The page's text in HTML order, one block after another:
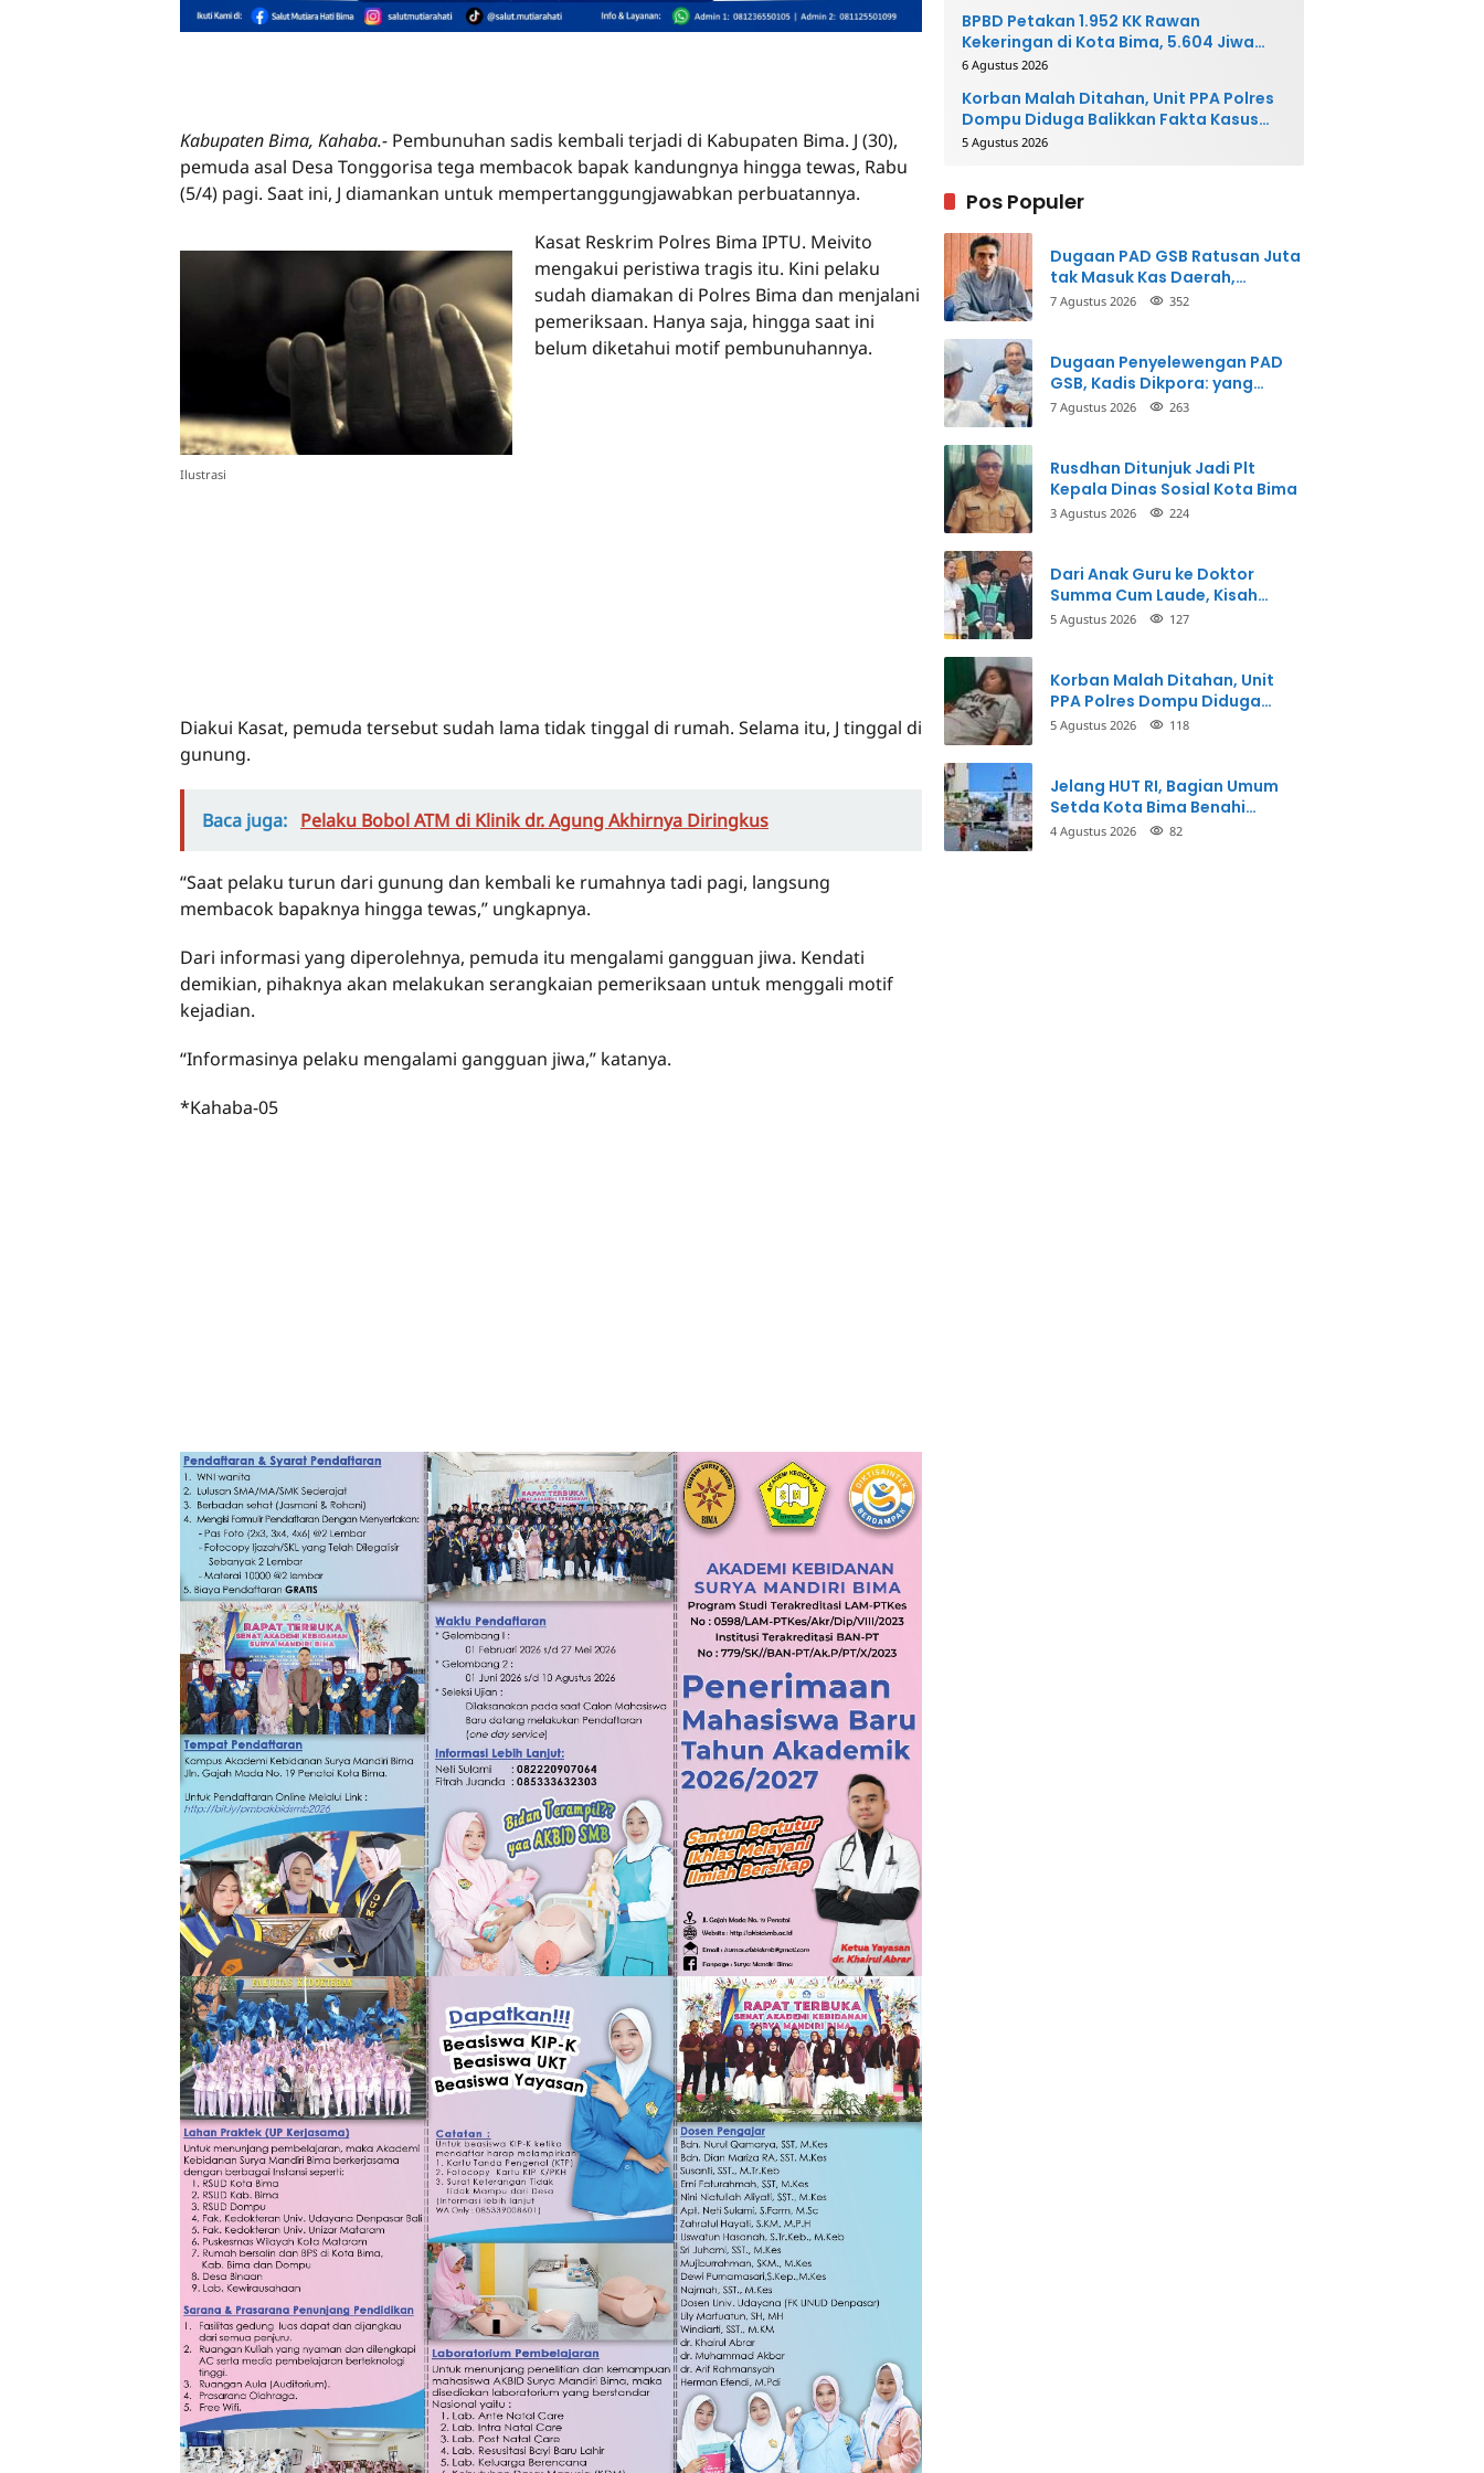
Kabupaten Bima, Kahaba.- Pembunuhan sadis kembali terjadi di Kabupaten Bima. J (30),
pemuda asal Desa Tonggorisa tega membacok bapak kandungnya hingga tewas, Rabu
(5/4) pagi. Saat ini, J diamankan untuk mempertanggungjawabkan perbuatannya.
Ilustrasi
Kasat Reskrim Polres Bima IPTU. Meivito
mengakui peristiwa tragis itu. Kini pelaku
sudah diamakan di Polres Bima dan menjalani
pemeriksaan. Hanya saja, hingga saat ini
belum diketahui motif pembunuhannya.
Diakui Kasat, pemuda tersebut sudah lama tidak tinggal di rumah. Selama itu, J tinggal di
gunung.
Baca juga: Pelaku Bobol ATM di Klinik dr. Agung Akhirnya Diringkus
“Saat pelaku turun dari gunung dan kembali ke rumahnya tadi pagi, langsung
membacok bapaknya hingga tewas,” ungkapnya.
Dari informasi yang diperolehnya, pemuda itu mengalami gangguan jiwa. Kendati
demikian, pihaknya akan melakukan serangkaian pemeriksaan untuk menggali motif
kejadian.
“Informasinya pelaku mengalami gangguan jiwa,” katanya.
*Kahaba-05
BPBD Petakan 1.952 KK Rawan
Kekeringan di Kota Bima, 5.604 Jiwa
Berpotensi Terdampak
6 Agustus 2026
Korban Malah Ditahan, Unit PPA Polres
Dompu Diduga Balikkan Fakta Kasus
Penganiayaan
5 Agustus 2026
Pos Populer
Dugaan PAD GSB Ratusan Juta
tak Masuk Kas Daerah,
Inspektorat Panggil Pihak
7 Agustus 2026 352
Dugaan Penyelewengan PAD
GSB, Kadis Dikpora: yang
Bersangkutan Akui
7 Agustus 2026 263
Rusdhan Ditunjuk Jadi Plt
Kepala Dinas Sosial Kota Bima
3 Agustus 2026 224
Dari Anak Guru ke Doktor
Summa Cum Laude, Kisah
Taman Firdaus Menginspirasi
5 Agustus 2026 127
Korban Malah Ditahan, Unit
PPA Polres Dompu Diduga
Balikkan Fakta Kasus
5 Agustus 2026 118
Jelang HUT RI, Bagian Umum
Setda Kota Bima Benahi
Kantor Pemkot
4 Agustus 2026 82